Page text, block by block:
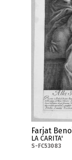
Farjat
LA CARITA'
S-FC53083